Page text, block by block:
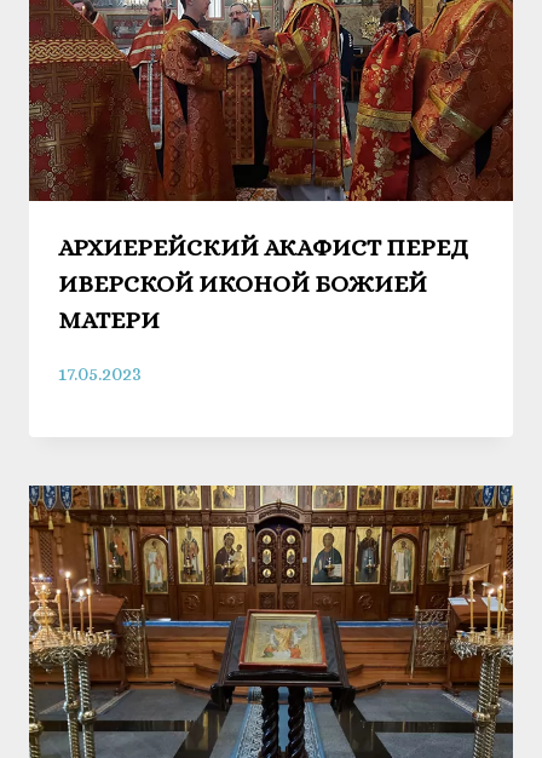
АРХИЕРЕЙСКИЙ АКАФИСТ ПЕРЕД
ИВЕРСКОЙ ИКОНОЙ БОЖИЕЙ
МАТЕРИ
17.05.2023